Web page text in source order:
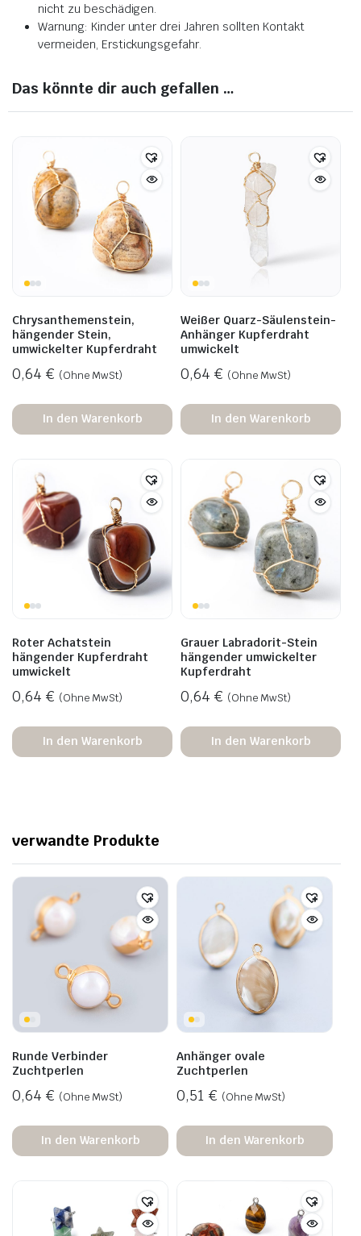
nicht zu beschädigen.
Warnung: Kinder unter drei Jahren sollten Kontakt
vermeiden, Erstickungsgefahr.
Das könnte dir auch gefallen …
Chrysanthemenstein,
hängender Stein,
umwickelter Kupferdraht
0,64 € (Ohne MwSt)
In den Warenkorb
Weißer Quarz-Säulenstein-
Anhänger Kupferdraht
umwickelt
0,64 € (Ohne MwSt)
In den Warenkorb
Roter Achatstein
hängender Kupferdraht
umwickelt
0,64 € (Ohne MwSt)
In den Warenkorb
Grauer Labradorit-Stein
hängender umwickelter
Kupferdraht
0,64 € (Ohne MwSt)
In den Warenkorb
verwandte Produkte
Runde Verbinder
Zuchtperlen
0,64 € (Ohne MwSt)
In den Warenkorb
Anhänger ovale
Zuchtperlen
0,51 € (Ohne MwSt)
In den Warenkorb